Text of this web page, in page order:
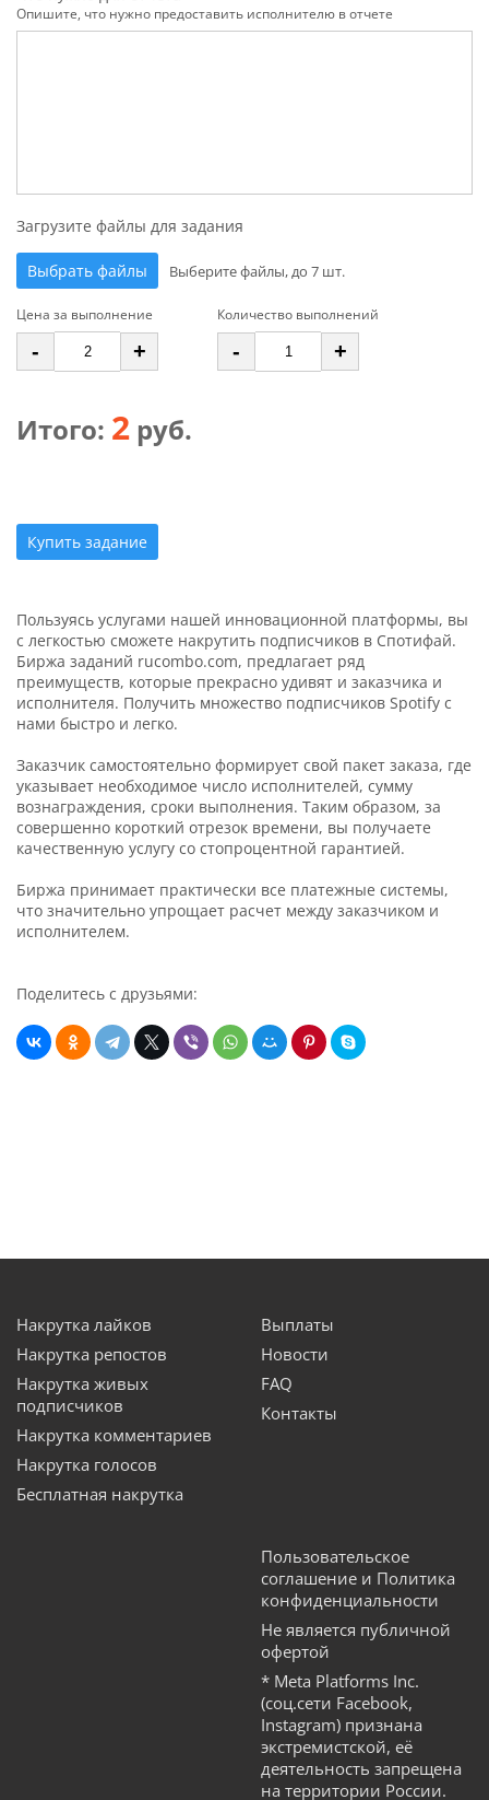
Опишите, что нужно предоставить исполнителю в отчете
Загрузите файлы для задания
Выбрать файлы Выберите файлы, до 7 шт.
Цена за выполнение
- +
Количество выполнений
- +
Итого: 2 руб.
Купить задание
Пользуясь услугами нашей инновационной платформы, вы
с легкостью сможете накрутить подписчиков в Спотифай.
Биржа заданий rucombo.com, предлагает ряд
преимуществ, которые прекрасно удивят и заказчика и
исполнителя. Получить множество подписчиков Spotify с
нами быстро и легко.
Заказчик самостоятельно формирует свой пакет заказа, где
указывает необходимое число исполнителей, сумму
вознаграждения, сроки выполнения. Таким образом, за
совершенно короткий отрезок времени, вы получаете
качественную услугу со стопроцентной гарантией.
Биржа принимает практически все платежные системы,
что значительно упрощает расчет между заказчиком и
исполнителем.
Поделитесь с друзьями:
Накрутка лайков
Накрутка репостов
Накрутка живых
подписчиков
Накрутка комментариев
Накрутка голосов
Бесплатная накрутка
Выплаты
Новости
FAQ
Контакты
Пользовательское
соглашение и Политика
конфиденциальности
Не является публичной
офертой
* Meta Platforms Inc.
(соц.сети Facebook,
Instagram) признана
экстремистской, её
деятельность запрещена
на территории России.